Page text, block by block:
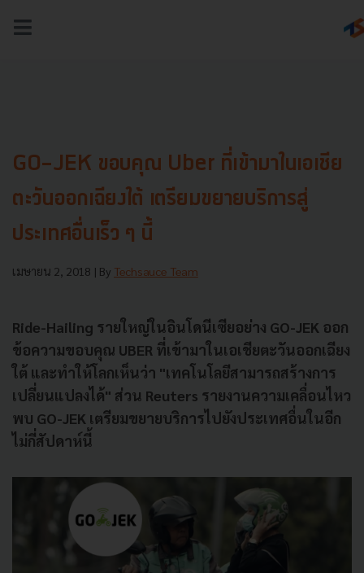
NEWS
GO-JEK ขอบคุณ Uber ที่เข้ามาในเอเชีย
ตะวันออกเฉียงใต้ เตรียมขยายบริการสู่
ประเทศอื่นเร็ว ๆ นี้
เมษายน 2, 2018 | By Techsauce Team
Ride-Hailing รายใหญ่ในอินโดนีเซียอย่าง GO-JEK ออก
ข้อความขอบคุณ UBER ที่เข้ามาในเอเชียตะวันออกเฉียง
ใต้ และทำให้โลกเห็นว่า "เทคโนโลยีสามารถสร้างการ
เปลี่ยนแปลงได้" ส่วน Reuters รายงานความเคลื่อนไหว
พบ GO-JEK เตรียมขยายบริการไปยังประเทศอื่นในอีก
ไม่กี่สัปดาห์นี้